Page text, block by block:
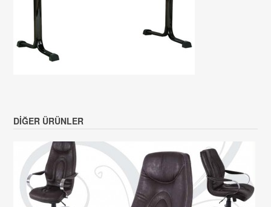
DIĞER ÜRÜNLER